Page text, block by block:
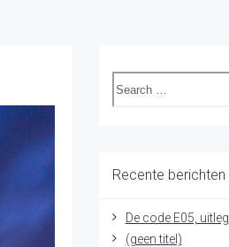
Recente berichten
De code E05, uitleg
(geen titel)